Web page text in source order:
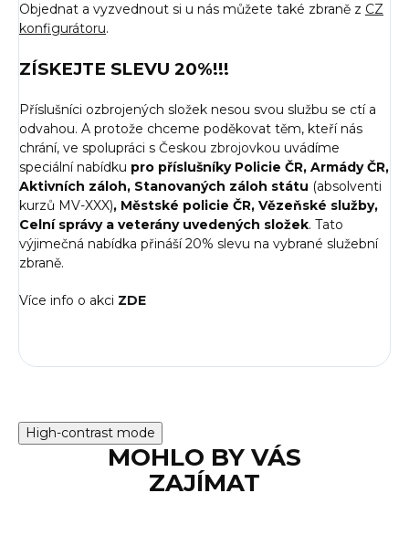
Objednat a vyzvednout si u nás můžete také zbraně z CZ
konfigurátoru.
ZÍSKEJTE SLEVU 20%!!!
Příslušníci ozbrojených složek nesou svou službu se ctí a
odvahou. A protože chceme poděkovat těm, kteří nás
chrání, ve spolupráci s Českou zbrojovkou uvádíme
speciální nabídku pro příslušníky Policie ČR, Armády ČR,
Aktivních záloh, Stanovaných záloh státu (absolventi
kurzů MV-XXX), Městské policie ČR, Vězeňské služby,
Celní správy a veterány uvedených složek. Tato
výjimečná nabídka přináší 20% slevu na vybrané služební
zbraně.
Více info o akci ZDE
High-contrast mode
MOHLO BY VÁS
ZAJÍMAT